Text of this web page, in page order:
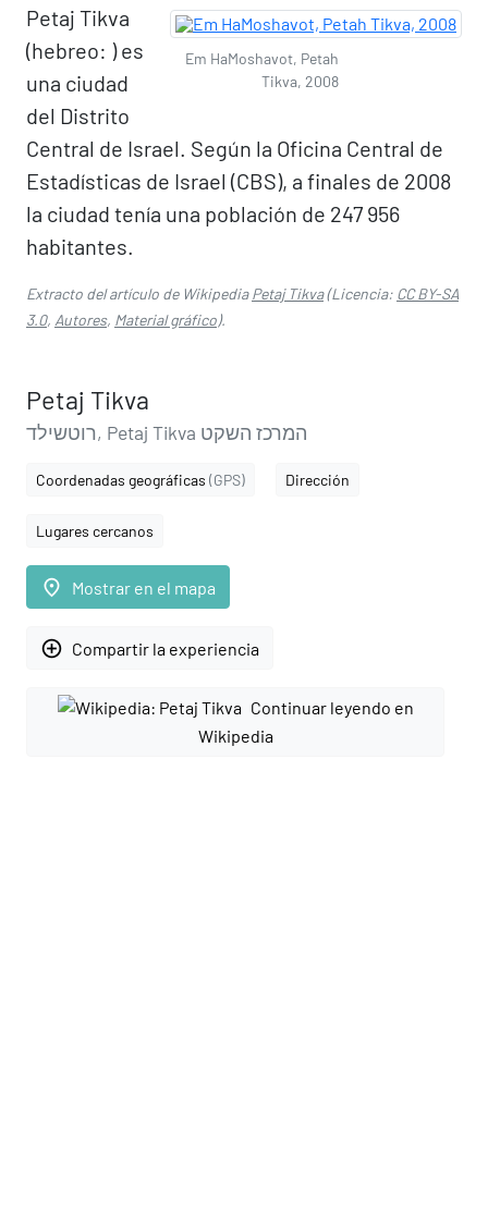
Em HaMoshavot, Petah
Tikva, 2008
Petaj Tikva
(hebreo: ) es
una ciudad
del Distrito
Central de Israel. Según la Oficina Central de
Estadísticas de Israel (CBS), a finales de 2008
la ciudad tenía una población de 247 956
habitantes.
Extracto del artículo de WikipediaPetaj Tikva(Licencia: CC BY-SA
3.0, Autores, Material gráfico).
Petaj Tikva
רוטשילד, Petaj Tikva המרכז השקט
Coordenadas geográficas (GPS) Dirección
Lugares cercanos
place Mostrar en el mapa
add_circle_outline Compartir la experiencia
Continuar leyendo en
Wikipedia